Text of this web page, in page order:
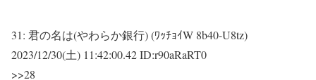
31: 君の名は(やわらか銀行) (ﾜｯﾁｮｲW 8b40-U8tz)
2023/12/30(土) 11:42:00.42 ID:r90aRaRT0
>>28